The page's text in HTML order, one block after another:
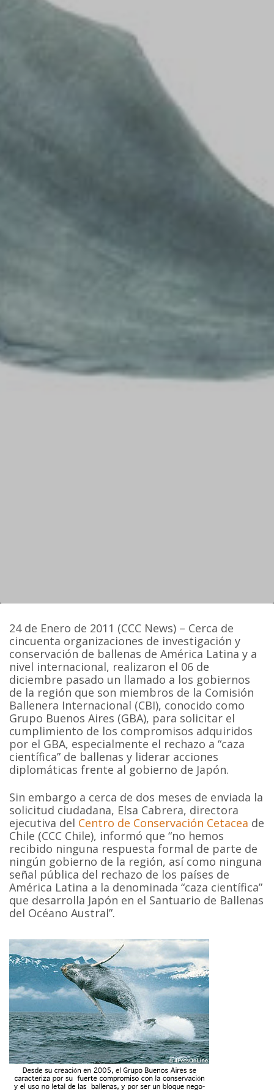
24 de Enero de 2011 (CCC News) – Cerca de
cincuenta organizaciones de investigación y
conservación de ballenas de América Latina y a
nivel internacional, realizaron el 06 de
diciembre pasado un llamado a los gobiernos
de la región que son miembros de la Comisión
Ballenera Internacional (CBI), conocido como
Grupo Buenos Aires (GBA), para solicitar el
cumplimiento de los compromisos adquiridos
por el GBA, especialmente el rechazo a “caza
científica” de ballenas y liderar acciones
diplomáticas frente al gobierno de Japón.
Sin embargo a cerca de dos meses de enviada la
solicitud ciudadana, Elsa Cabrera, directora
ejecutiva del Centro de Conservación Cetacea de
Chile (CCC Chile), informó que “no hemos
recibido ninguna respuesta formal de parte de
ningún gobierno de la región, así como ninguna
señal pública del rechazo de los países de
América Latina a la denominada “caza científica”
que desarrolla Japón en el Santuario de Ballenas
del Océano Austral”.